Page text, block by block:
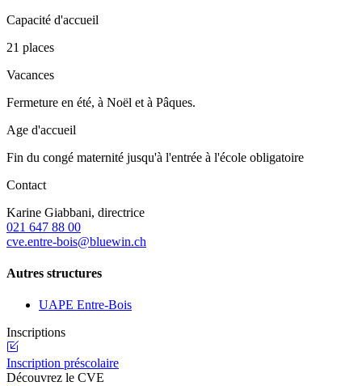
Capacité d'accueil
21 places
Vacances
Fermeture en été, à Noël et à Pâques.
Age d'accueil
Fin du congé maternité jusqu'à l'entrée à l'école obligatoire
Contact
Karine Giabbani, directrice
021 647 88 00
cve.entre-bois@bluewin.ch
Autres structures
UAPE Entre-Bois
Inscriptions
Inscription préscolaire
Découvrez le CVE